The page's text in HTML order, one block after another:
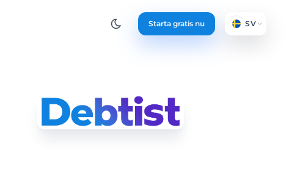
Starta gratis nu SV